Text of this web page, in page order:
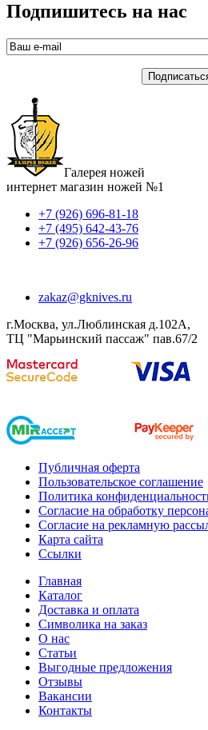
Подпишитесь на нас
Галерея ножей
интернет магазин ножей №1
+7 (926) 696-81-18
+7 (495) 642-43-76
+7 (926) 656-26-96
zakaz@gknives.ru
г.Москва, ул.Люблинская д.102А,
ТЦ "Марьинский пассаж" пав.67/2
Публичная оферта
Пользовательское соглашение
Политика
Согласие на обработку
Согласие на рекламную
Карта сайта
Ссылки
Главная
Каталог
Доставка и оплата
Символика на заказ
О нас
Статьи
Выгодные предложения
Отзывы
Вакансии
Контакты